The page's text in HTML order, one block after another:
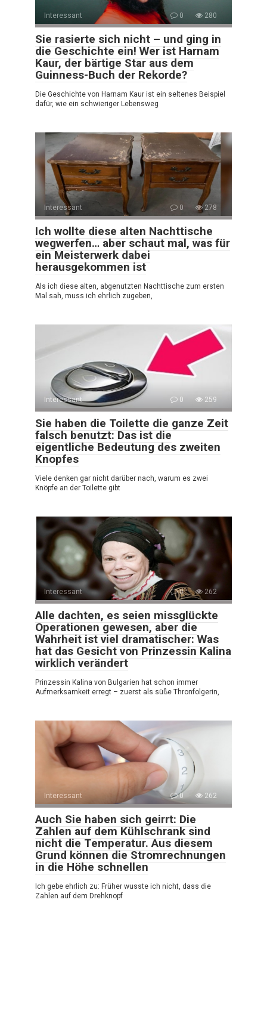
Interessant 0 280
Sie rasierte sich nicht – und ging in
die Geschichte ein! Wer ist Harnam
Kaur, der bärtige Star aus dem
Guinness-Buch der Rekorde?
Die Geschichte von Harnam Kaur ist ein seltenes Beispiel
dafür, wie ein schwieriger Lebensweg
Interessant 0 278
Ich wollte diese alten Nachttische
wegwerfen… aber schaut mal, was für
ein Meisterwerk dabei
herausgekommen ist
Als ich diese alten, abgenutzten Nachttische zum ersten
Mal sah, muss ich ehrlich zugeben,
Interessant 0 259
Sie haben die Toilette die ganze Zeit
falsch benutzt: Das ist die
eigentliche Bedeutung des zweiten
Knopfes
Viele denken gar nicht darüber nach, warum es zwei
Knöpfe an der Toilette gibt
Interessant 0 262
Alle dachten, es seien missglückte
Operationen gewesen, aber die
Wahrheit ist viel dramatischer: Was
hat das Gesicht von Prinzessin Kalina
wirklich verändert
Prinzessin Kalina von Bulgarien hat schon immer
Aufmerksamkeit erregt – zuerst als süße Thronfolgerin,
Interessant 0 262
Auch Sie haben sich geirrt: Die
Zahlen auf dem Kühlschrank sind
nicht die Temperatur. Aus diesem
Grund können die Stromrechnungen
in die Höhe schnellen
Ich gebe ehrlich zu: Früher wusste ich nicht, dass die
Zahlen auf dem Drehknopf